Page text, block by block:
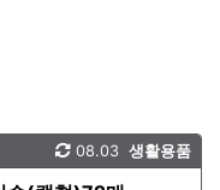
생활용품
08.03